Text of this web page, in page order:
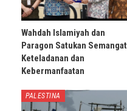
Wahdah Islamiyah dan
Paragon Satukan Semangat
Keteladanan dan
Kebermanfaatan
PALESTINA